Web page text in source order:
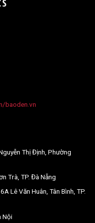
baoden.vn
Thị Định, Phường
Trà, TP. Đà Nẵng
Lê Văn Huân, Tân Bình, TP.
Nội